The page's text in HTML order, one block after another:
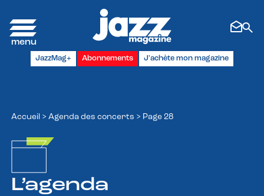
JazzMag+ Abonnements J'achète mon magazine
Accueil > Agenda des concerts > Page 28
L’agenda